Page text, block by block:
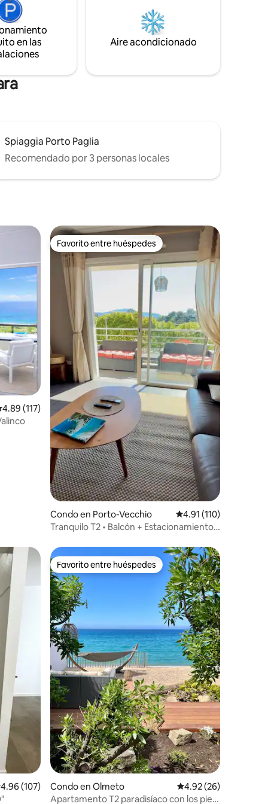
exitosas.
en las
Aire acondicionado
Spiaggia Porto Paglia
Recomendado por 3 personas locales
promedio: 4.89 de 5, 117 reseñas
4.89 (117)
Favorito entre huéspedes
Favorito entre huéspedes
Condo en Porto-Vecchio Calificación promedio:
4.91 (110)
Tranquilo T2 • Balcón + Estacionamiento •
promedio: 4.96 de 5, 107 reseñas
4.96 (107)
Favorito entre huéspedes
Favorito entre huéspedes
Condo en Olmeto Calificación
4.92 (26)
Apartamento T2 paradisíaco con los pies